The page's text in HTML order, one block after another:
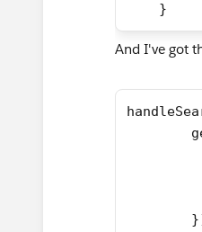
    }
And I've got